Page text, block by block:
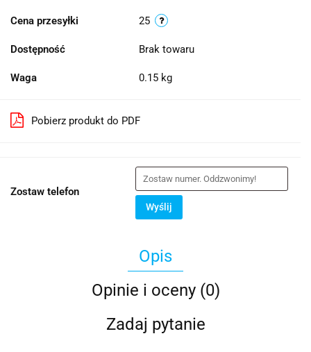
Cena przesyłki 25
Dostępność Brak towaru
Waga 0.15 kg
Pobierz produkt do PDF
Zostaw telefon
Wyślij
Opis
Opinie i oceny (0)
Zadaj pytanie